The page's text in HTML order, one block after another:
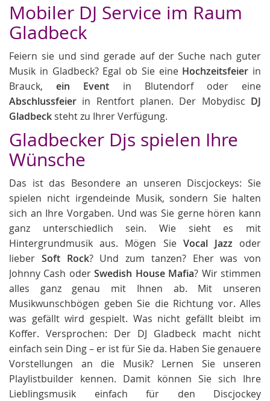
Mobiler DJ Service im Raum
Gladbeck
Feiern sie und sind gerade auf der Suche nach guter
Musik in Gladbeck? Egal ob Sie eine Hochzeitsfeier in
Brauck,ein Event in Blutendorf oder eine
Abschlussfeier in Rentfort planen. Der Mobydisc DJ
Gladbeck steht zu Ihrer Verfügung.
Gladbecker Djs spielen Ihre
Wünsche
Das ist das Besondere an unseren Discjockeys: Sie
spielen nicht irgendeinde Musik, sondern Sie halten
sich an Ihre Vorgaben. Und was Sie gerne hören kann
ganz unterschiedlich sein. Wie sieht es mit
Hintergrundmusik aus. Mögen Sie Vocal Jazz oder
lieber Soft Rock? Und zum tanzen? Eher was von
Johnny Cash oderSwedish House Mafia? Wir stimmen
alles ganz genau mit Ihnen ab. Mit unseren
Musikwunschbögen geben Sie die Richtung vor. Alles
was gefällt wird gespielt. Was nicht gefällt bleibt im
Koffer. Versprochen: Der DJ Gladbeck macht nicht
einfach sein Ding – er ist für Sie da. Haben Sie genauere
Vorstellungen an die Musik? Lernen Sie unseren
Playlistbuilder kennen. Damit können Sie sich Ihre
Lieblingsmusik einfach für den Discjockey